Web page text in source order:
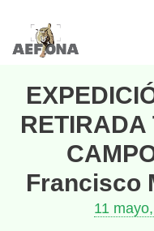
Saltar
RETIRADA
Francisco
11